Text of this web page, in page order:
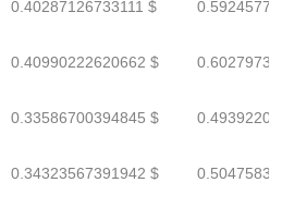
0.40287126733111 $
0.40990222620662 $
0.33586700394845 $
0.34323567391942 $